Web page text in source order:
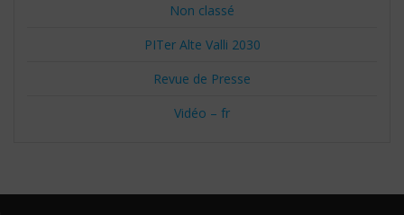
Non classé
PITer Alte Valli 2030
Revue de Presse
Vidéo – fr